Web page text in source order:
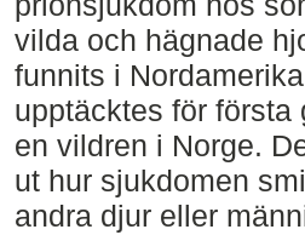
vilda och hägnade
funnits i
upptäcktes för första
en vildren i Norge.
ut hur sjukdomen
andra djur eller